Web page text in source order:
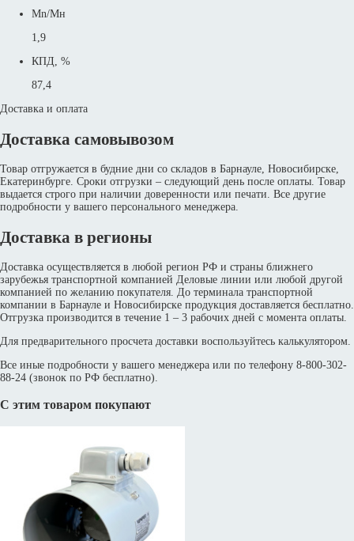
Mn/Mн
1,9
КПД, %
87,4
Доставка и оплата
Доставка самовывозом
Товар отгружается в будние дни со складов в Барнауле, Новосибирске,
Екатеринбурге. Сроки отгрузки – следующий день после оплаты. Товар
выдается строго при наличии доверенности или печати. Все другие
подробности у вашего персонального менеджера.
Доставка в регионы
Доставка осуществляется в любой регион РФ и страны ближнего
зарубежья транспортной компанией Деловые линии или любой другой
компанией по желанию покупателя. До терминала транспортной
компании в Барнауле и Новосибирске продукция доставляется бесплатно.
Отгрузка производится в течение 1 – 3 рабочих дней с момента оплаты.
Для предварительного просчета доставки воспользуйтесь калькулятором.
Все иные подробности у вашего менеджера или по телефону 8-800-302-
88-24 (звонок по РФ бесплатно).
С этим товаром покупают